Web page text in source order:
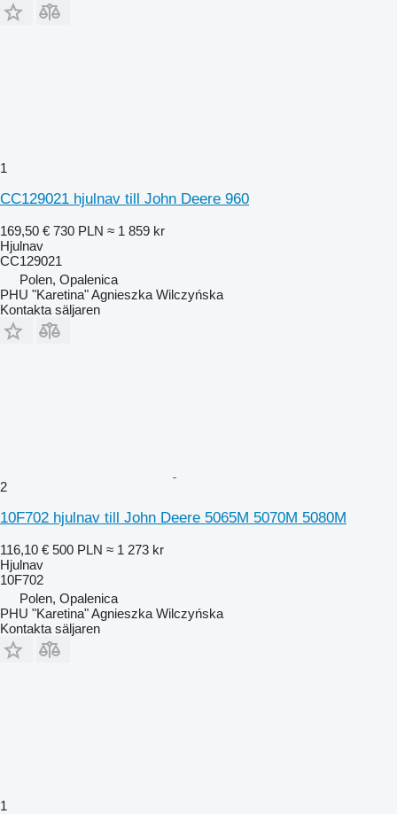
1
CC129021 hjulnav till John Deere 960
169,50 € 730 PLN ≈ 1 859 kr
Hjulnav
CC129021
Polen, Opalenica
PHU "Karetina" Agnieszka Wilczyńska
Kontakta säljaren
2
10F702 hjulnav till John Deere 5065M 5070M 5080M
116,10 € 500 PLN ≈ 1 273 kr
Hjulnav
10F702
Polen, Opalenica
PHU "Karetina" Agnieszka Wilczyńska
Kontakta säljaren
1